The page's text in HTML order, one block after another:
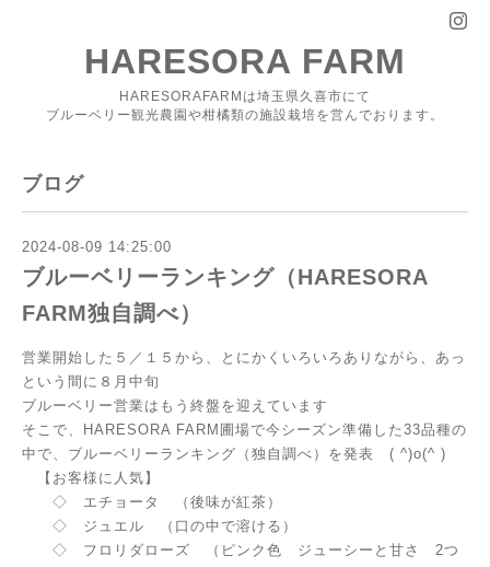
HARESORA FARM
HARESORAFARMは埼玉県久喜市にて
ブルーベリー観光農園や柑橘類の施設栽培を営んでおります。
ブログ
2024-08-09 14:25:00
ブルーベリーランキング（HARESORA
FARM独自調べ）
営業開始した５／１５から、とにかくいろいろありながら、あっ
という間に８月中旬
ブルーベリー営業はもう終盤を迎えています
そこで、HARESORA FARM圃場で今シーズン準備した33品種の
中で、ブルーベリーランキング（独自調べ）を発表 ( ^)o(^ )
【お客様に人気】
◇ エチョータ （後味が紅茶）
◇ ジュエル （口の中で溶ける）
◇ フロリダローズ （ピンク色 ジューシーと甘さ 2つ